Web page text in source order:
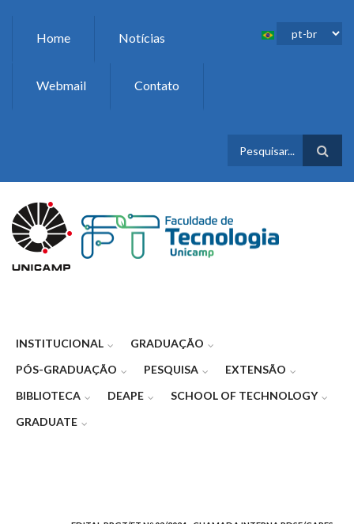
Home Notícias
Webmail Contato
DE BUSCA
INSTITUCIONAL
GRADUAÇÃO
PÓS-GRADUAÇÃO
PESQUISA
EXTENSÃO
BIBLIOTECA
DEAPE
SCHOOL OF TECHNOLOGY
GRADUATE